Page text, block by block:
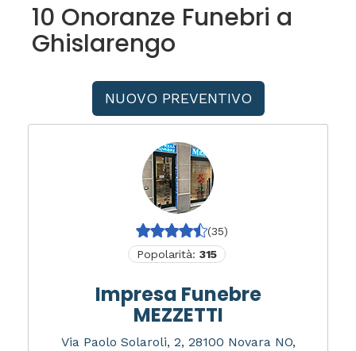
10 Onoranze Funebri a
Ghislarengo
NUOVO PREVENTIVO
(35)
Popolarità: 315
Impresa Funebre
MEZZETTI
Via Paolo Solaroli, 2, 28100 Novara NO,